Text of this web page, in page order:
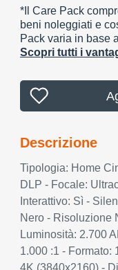
*Il Care Pack
beni noleggiati e
Pack varia in base
Scopri tutti i
Descrizione
Tipologia: Home
DLP - Focale:
Interattivo: Sì -
Nero - Risoluzione
Luminosità: 2.700
1.000 :1 - Formato:
4K (3840x2160) -